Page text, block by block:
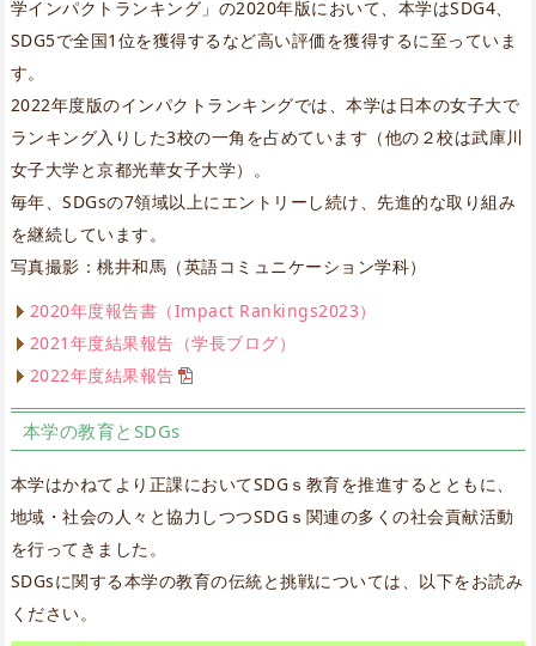
学インパクトランキング」の2020年版において、本学はSDG4、
SDG5で全国1位を獲得するなど高い評価を獲得するに至っていま
す。
2022年度版のインパクトランキングでは、本学は日本の女子大で
ランキング入りした3校の一角を占めています（他の２校は武庫川
女子大学と京都光華女子大学）。
毎年、SDGsの7領域以上にエントリーし続け、先進的な取り組み
を継続しています。
写真撮影：桃井和馬（英語コミュニケーション学科）
2020年度報告書（Impact Rankings2023）
2021年度結果報告（学長ブログ）
2022年度結果報告
本学の教育とSDGs
本学はかねてより正課においてSDGｓ教育を推進するとともに、
地域・社会の人々と協力しつつSDGｓ関連の多くの社会貢献活動
を行ってきました。
SDGsに関する本学の教育の伝統と挑戦については、以下をお読み
ください。